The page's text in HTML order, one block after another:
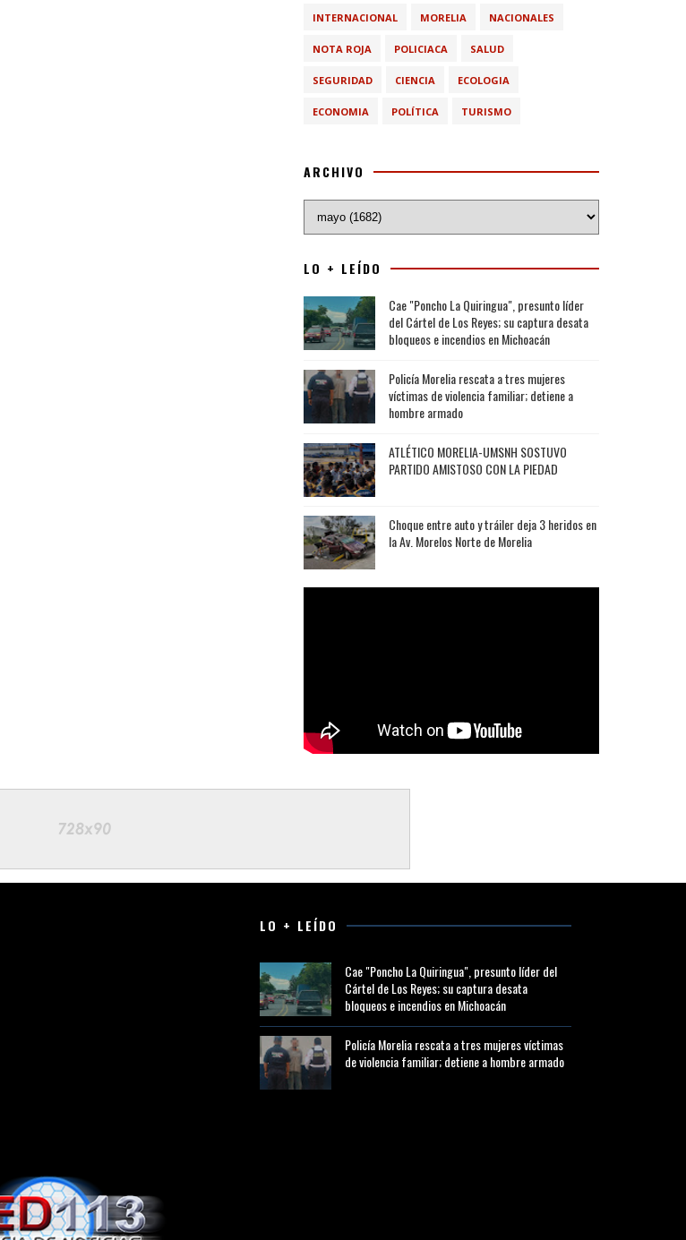
INTERNACIONAL MORELIA NACIONALES
NOTA ROJA POLICIACA SALUD
SEGURIDAD CIENCIA ECOLOGIA
ECONOMIA POLÍTICA TURISMO
ARCHIVO
LO + LEÍDO
Cae "Poncho La Quiringua", presunto líder
del Cártel de Los Reyes; su captura desata
bloqueos e incendios en Michoacán
Policía Morelia rescata a tres mujeres
víctimas de violencia familiar; detiene a
hombre armado
ATLÉTICO MORELIA-UMSNH SOSTUVO
PARTIDO AMISTOSO CON LA PIEDAD
Choque entre auto y tráiler deja 3 heridos en
la Av. Morelos Norte de Morelia
LO + LEÍDO
Cae "Poncho La Quiringua", presunto líder del
Cártel de Los Reyes; su captura desata
bloqueos e incendios en Michoacán
Policía Morelia rescata a tres mujeres víctimas
de violencia familiar; detiene a hombre armado